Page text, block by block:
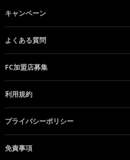
キャンペーン
よくある質問
FC加盟店募集
利用規約
プライバシーポリシー
免責事項